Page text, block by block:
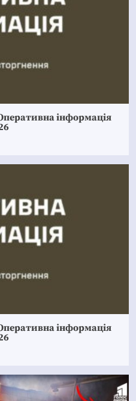
інформація
інформація